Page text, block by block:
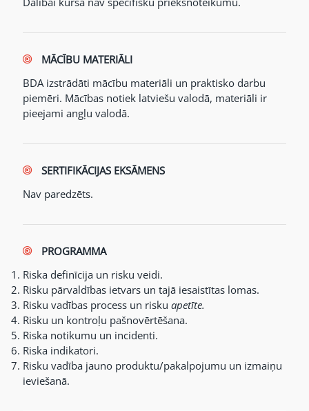
MĀCĪBU MATERIĀLI
BDA izstrādāti mācību materiāli un praktisko darbu
piemēri. Mācības notiek latviešu valodā, materiāli ir
pieejami angļu valodā.
SERTIFIKĀCIJAS EKSĀMENS
Nav paredzēts.
PROGRAMMA
Riska definīcija un risku veidi.
Risku pārvaldības ietvars un tajā iesaistītas lomas.
Risku vadības process un risku apetīte.
Risku un kontroļu pašnovērtēšana.
Riska notikumu un incidenti.
Riska indikatori.
Risku vadība jauno produktu/pakalpojumu un izmaiņu
ieviešanā.